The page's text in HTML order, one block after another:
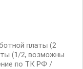
платы (2
(1/2, возможны
по ТК РФ /